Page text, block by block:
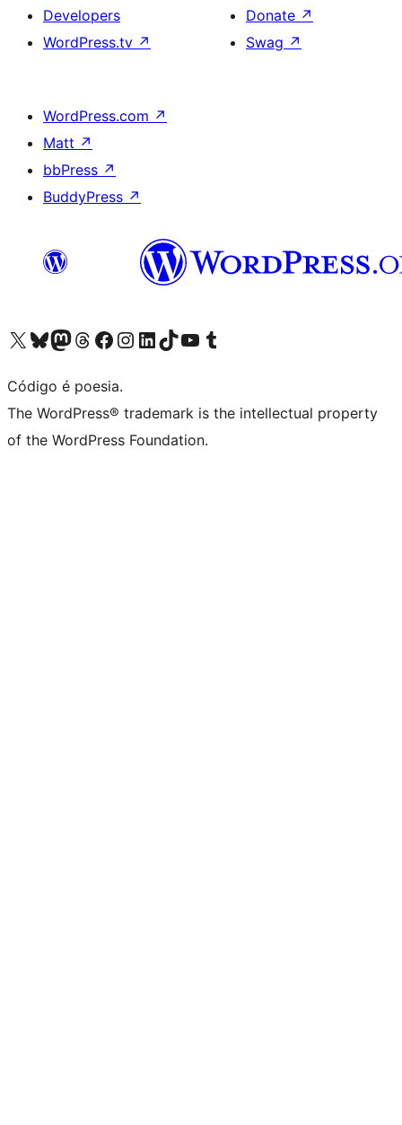
Developers
WordPress.tv ↗
Donate ↗
Swag ↗
WordPress.com ↗
Matt ↗
bbPress ↗
BuddyPress ↗
Visite a nossa conta X (antigo Twitter)
Visit our Bluesky account
Visit our Mastodon account
Visit our Threads account
Visite a nossa página do Facebook
Visite a nossa conta no Instagram
Visite a nossa conta no LinkedIn
Visit our TikTok account
Visit our YouTube channel
Visit our Tumblr account
Código é poesia.
The WordPress® trademark is the intellectual property
of the WordPress Foundation.